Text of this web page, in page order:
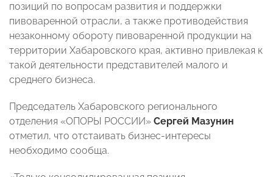
позиций по вопросам развития и поддержки
пивоваренной отрасли, а также противодействия
незаконному обороту пивоваренной продукции на
территории Хабаровского края, активно привлекая к
такой деятельности представителей малого и
среднего бизнеса.
Председатель Хабаровского регионального
отделения «ОПОРЫ РОССИИ» Сергей Мазунин
отметил, что отстаивать бизнес-интересы
необходимо сообща.